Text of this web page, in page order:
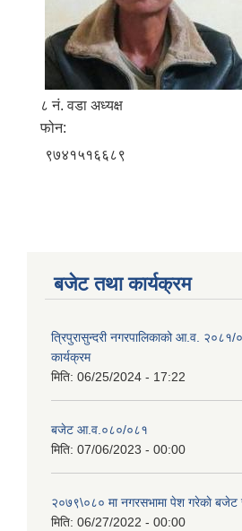
८ नं. वडा अध्यक्ष
फोन:
९७४१५१६६८९
बजेट तथा कार्यक्रम
त्रिपुरासुन्दरी नगरपालिकाको आ.व. २०८१/
कार्यक्रम
मिति: 06/25/2024 - 17:22
बजेट आ.व.०८०/०८१
मिति: 07/06/2023 - 00:00
२०७९\०८० मा नगरसभामा पेश गरेकाे बजेट
मिति: 06/27/2022 - 00:00